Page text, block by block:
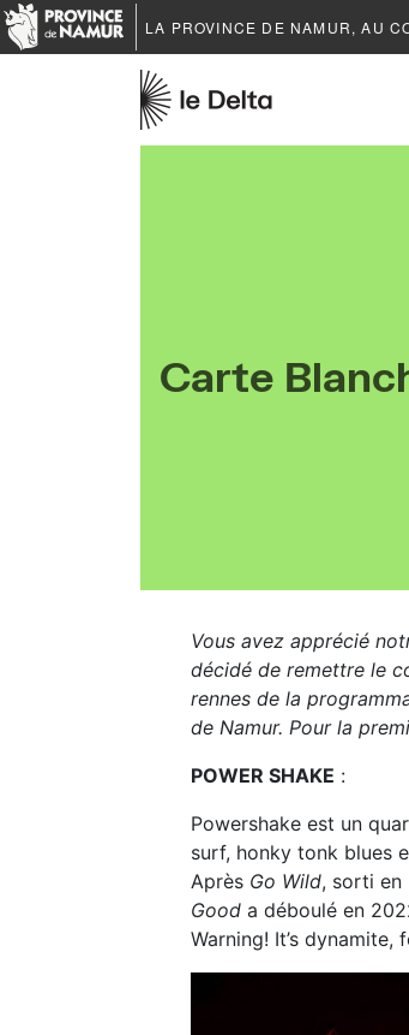
LA PROVINCE DE NAMUR, AU
Carte
Vous avez apprécié
décidé de remettre le
rennes de la
de Namur. Pour la
POWER SHAKE :
Powershake est un
surf, honky tonk blues
Après Go Wild, sorti en
Good a déboulé en
Warning! It’s dynamite,